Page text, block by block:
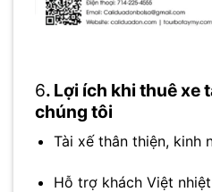
6. Lợi ích khi thuê xe
chúng tôi
Tài xế thân thiện, kinh
Hỗ trợ khách Việt